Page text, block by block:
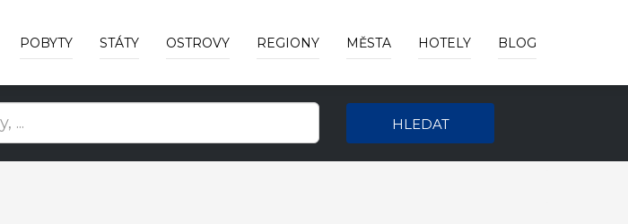
POBYTY STÁTY OSTROVY REGIONY MĚSTA HOTELY BLOG
HLEDAT